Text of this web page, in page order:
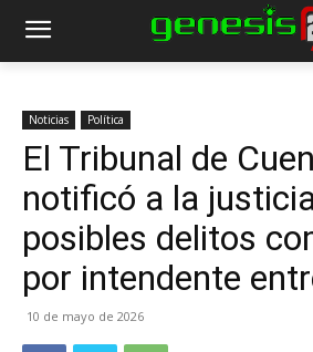
Noticias Política
El Tribunal de
notificó a la
posibles delitos
por intendente
10 de mayo de 2026